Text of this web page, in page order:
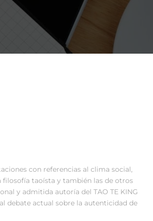
con referencias al clima social,
filosofía taoísta y también las de otros
y admitida autoría del TAO TE KING
debate actual sobre la autenticidad de